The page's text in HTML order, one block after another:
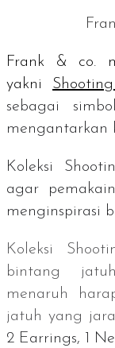
Frank & co.
yakni
sebagai
mengantarkan
Koleksi
agar
menginspirasi
Koleksi
bintang
menaruh
jatuh yang
2 Earrings, 1